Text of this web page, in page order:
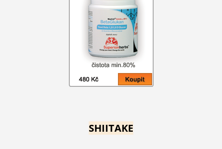
SHIITAKE